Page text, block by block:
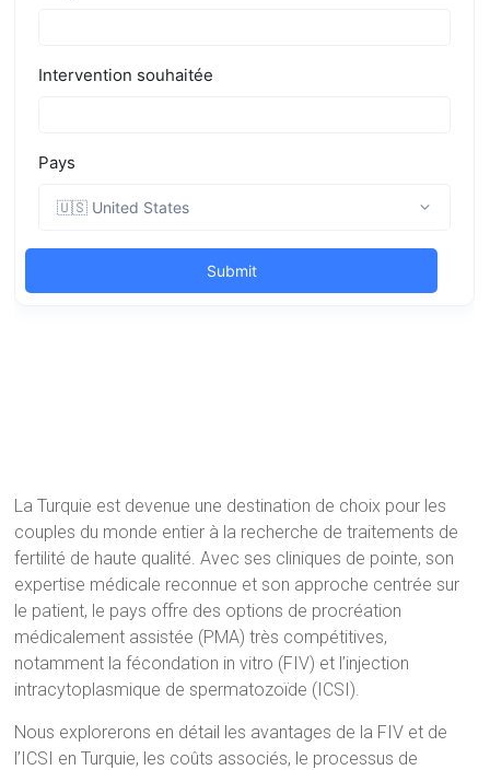
La Turquie est devenue une destination de choix pour les
couples du monde entier à la recherche de traitements de
fertilité de haute qualité. Avec ses cliniques de pointe, son
expertise médicale reconnue et son approche centrée sur
le patient, le pays offre des options de procréation
médicalement assistée (PMA) très compétitives,
notamment la fécondation in vitro (FIV) et l’injection
intracytoplasmique de spermatozoïde (ICSI).
Nous explorerons en détail les avantages de la FIV et de
l’ICSI en Turquie, les coûts associés, le processus de